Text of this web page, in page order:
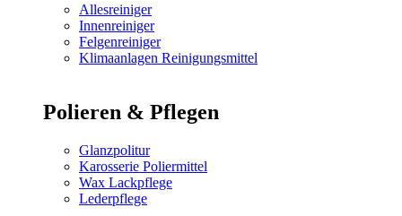
Allesreiniger
Innenreiniger
Felgenreiniger
Klimaanlagen Reinigungsmittel
Polieren & Pflegen
Glanzpolitur
Karosserie Poliermittel
Wax Lackpflege
Lederpflege